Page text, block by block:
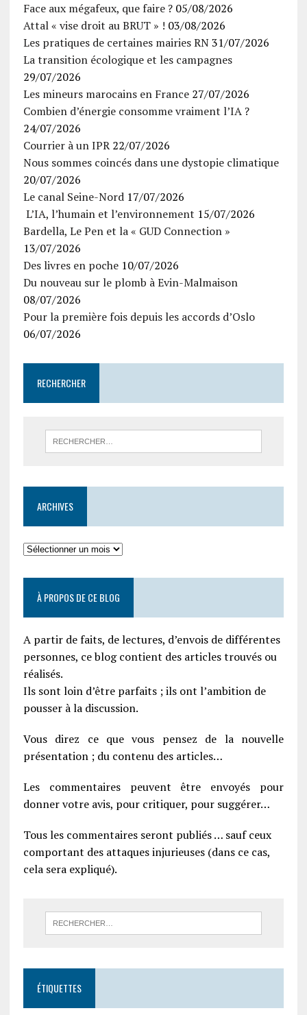
Face aux mégafeux, que faire ? 05/08/2026
Attal « vise droit au BRUT » ! 03/08/2026
Les pratiques de certaines mairies RN 31/07/2026
La transition écologique et les campagnes
29/07/2026
Les mineurs marocains en France 27/07/2026
Combien d’énergie consomme vraiment l’IA ?
24/07/2026
Courrier à un IPR 22/07/2026
Nous sommes coincés dans une dystopie climatique
20/07/2026
Le canal Seine-Nord 17/07/2026
L’IA, l’humain et l’environnement 15/07/2026
Bardella, Le Pen et la « GUD Connection »
13/07/2026
Des livres en poche 10/07/2026
Du nouveau sur le plomb à Evin-Malmaison
08/07/2026
Pour la première fois depuis les accords d’Oslo
06/07/2026
RECHERCHER
ARCHIVES
À PROPOS DE CE BLOG
A partir de faits, de lectures, d’envois de différentes
personnes, ce blog contient des articles trouvés ou
réalisés.
Ils sont loin d’être parfaits ; ils ont l’ambition de
pousser à la discussion.
Vous direz ce que vous pensez de la nouvelle
présentation ; du contenu des articles…
Les commentaires peuvent être envoyés pour
donner votre avis, pour critiquer, pour suggérer…
Tous les commentaires seront publiés … sauf ceux
comportant des attaques injurieuses (dans ce cas,
cela sera expliqué).
ÉTIQUETTES